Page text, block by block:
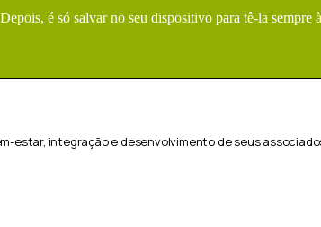
é só salvar no seu dispositivo para tê-la sempre à
estar, integração e desenvolvimento de seus